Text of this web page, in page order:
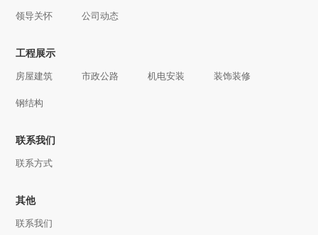
领导关怀 公司动态
工程展示
房屋建筑 市政公路 机电安装 装饰装修
钢结构
联系我们
联系方式
其他
联系我们